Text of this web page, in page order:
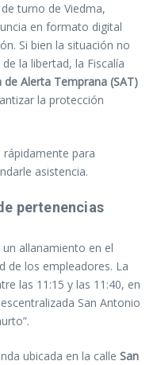
turno de Viedma,
en formato digital
Si bien la situación no
la libertad, la Fiscalía
de Alerta Temprana (SAT)
la protección
para
asistencia.
pertenencias
allanamiento en el
de los empleadores. La
las 11:15 y las 11:40, en
San Antonio
ubicada en la calle San